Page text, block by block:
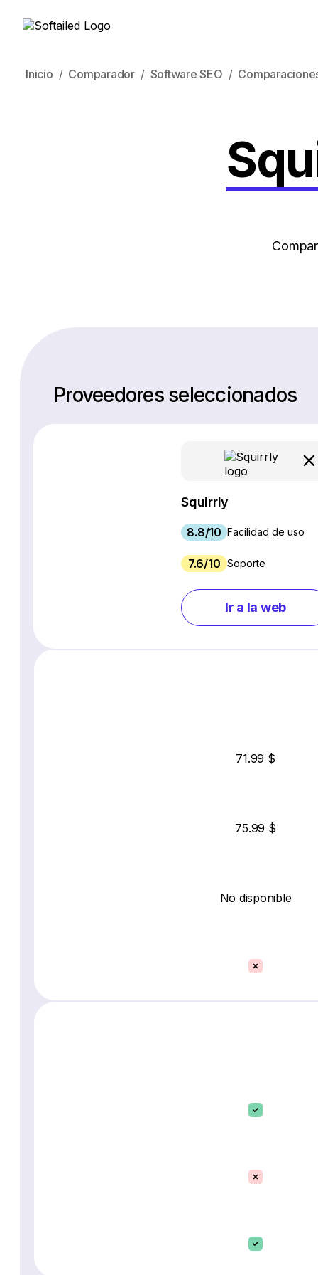
Inicio Comparador Software SEO
Proveedores seleccionados
Squirrly
8.8/10 Facilidad de uso
7.6/10 Soporte
Ir a la web
71.99 $
75.99 $
No disponible